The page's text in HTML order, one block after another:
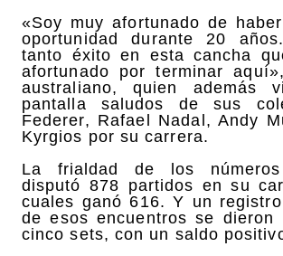
«Soy muy afortunado de
oportunidad durante 20
tanto éxito en esta cancha
afortunado por terminar
australiano, quien además
pantalla saludos de sus
Federer, Rafael Nadal, Andy
Kyrgios por su carrera.
La frialdad de los
disputó 878 partidos en su
cuales ganó 616. Y un
de esos encuentros se dieron
cinco sets, con un saldo